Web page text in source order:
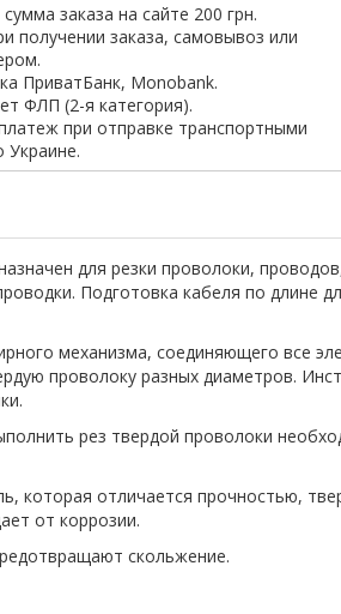
заказа на сайте 200 грн.
получении заказа, самовывоз или
ПриватБанк, Monobank.
ФЛП (2-я категория).
при отправке транспортными
Украине.
для резки проволоки,
Подготовка кабеля по длине
механизма, соединяющего все
проволоку разных диаметров.
рез твердой проволоки
которая отличается прочностью,
от коррозии.
скольжение.